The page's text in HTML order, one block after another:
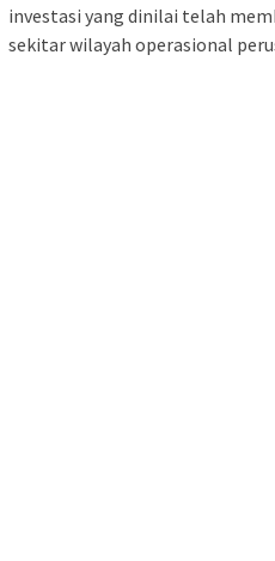
investasi yang dinilai telah
sekitar wilayah operasional